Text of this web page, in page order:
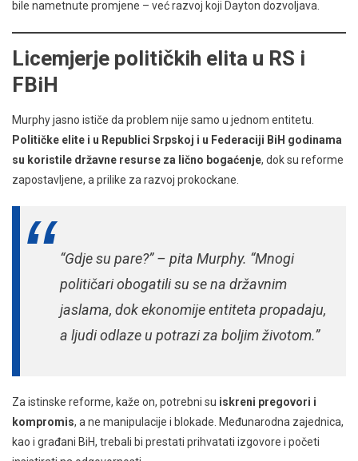
bile nametnute promjene – već razvoj koji Dayton dozvoljava.
Licemjerje političkih elita u RS i
FBiH
Murphy jasno ističe da problem nije samo u jednom entitetu.
Političke elite i u Republici Srpskoj i u Federaciji BiH godinama
su koristile državne resurse za lično bogaćenje, dok su reforme
zapostavljene, a prilike za razvoj prokockane.
“Gdje su pare?” – pita Murphy. “Mnogi
političari obogatili su se na državnim
jaslama, dok ekonomije entiteta propadaju,
a ljudi odlaze u potrazi za boljim životom.”
Za istinske reforme, kaže on, potrebni su iskreni pregovori i
kompromis, a ne manipulacije i blokade. Međunarodna zajednica,
kao i građani BiH, trebali bi prestati prihvatati izgovore i početi